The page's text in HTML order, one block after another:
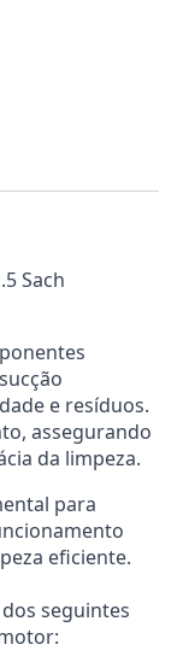
Sach
e resíduos.
assegurando
da limpeza.
para
eficiente.
seguintes